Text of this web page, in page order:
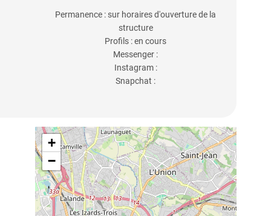
Permanence : sur horaires d'ouverture de la
structure
Profils : en cours
Messenger :
Instagram :
Snapchat :
+
−